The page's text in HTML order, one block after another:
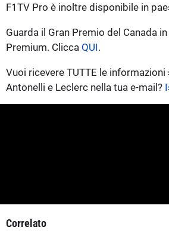
F1TV Pro è inoltre disponibile in
Guarda il Gran Premio del Canada
Premium. Clicca QUI.
Vuoi ricevere TUTTE le informazioni
Antonelli e Leclerc nella tua e-mail?
Correlato